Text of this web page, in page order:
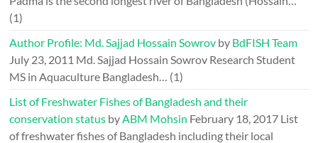
(1)
Author Profile: Md. Sajjad Hossain Sowrov by BdFISH Team
July 23, 2011 Md. Sajjad Hossain Sowrov Research Student
MS in Aquaculture Bangladesh… (1)
List of Freshwater Fishes of Bangladesh and their
conservation status byABM Mohsin February 18, 2017 List
of freshwater fishes of Bangladesh including their local